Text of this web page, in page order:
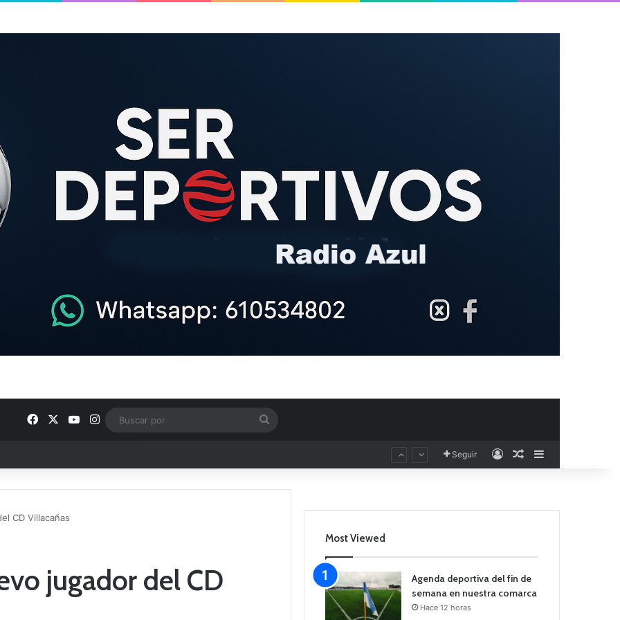
FacebookYouTube
Instagram
Seguir AccesoPublicación al
CD Villacañas
jugador del CD
Most Viewed
Agenda deportiva del fin de
semana en nuestra comarca
Hace 12 horas